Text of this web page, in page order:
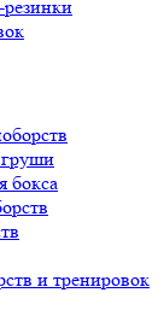
бокса
и тренировок